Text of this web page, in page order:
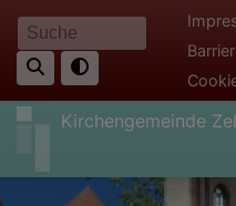
Direkt
zum
Inhalt
Suche
Kirchengemeinde